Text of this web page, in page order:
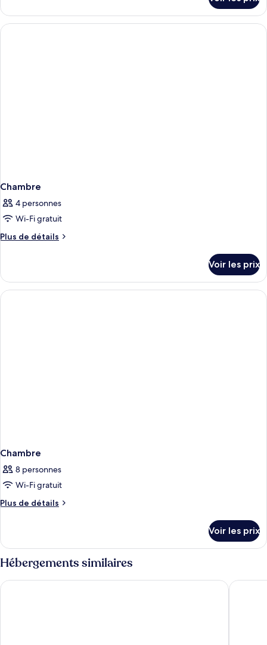
le
type
de
Chambre
4 personnes
Wi-Fi gratuit
Plus de détails
Plus
le
type
de
Voir les prix
Chambre
8 personnes
Wi-Fi gratuit
Plus de détails
Plus
le
type
de
chambre
Chambre
Voir les prix
Hébergements similaires
Hampton by Hilton London Waterloo Ibis